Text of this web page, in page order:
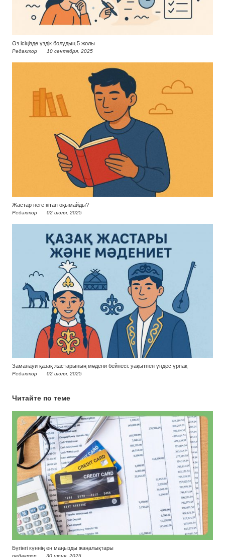
Өз ісіңізде үздік болудың 5 жолы
Редактор 10 сентября, 2025
Жастар неге кітап оқымайды?
Редактор 02 июля, 2025
Заманауи қазақ жастарының мәдени бейнесі: уақытпен үндес ұрпақ
Редактор 02 июля, 2025
Читайте по теме
Бүгінгі күннің ең маңызды жаңалықтары
редактор 30 июня, 2025